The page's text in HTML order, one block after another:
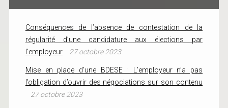
Conséquences de l’absence de contestation de la
régularité d’une candidature aux élections par
l’employeur
27 octobre 2023
Mise en place d’une BDESE : L’employeur n’a pas
l’obligation d’ouvrir des négociations sur son contenu
27 octobre 2023